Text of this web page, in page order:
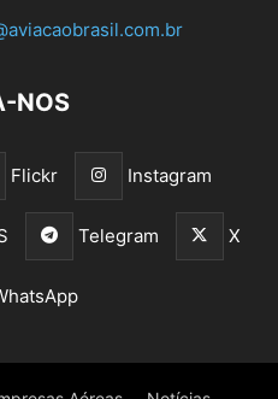
NOS
Flickr Instagram
Telegram X